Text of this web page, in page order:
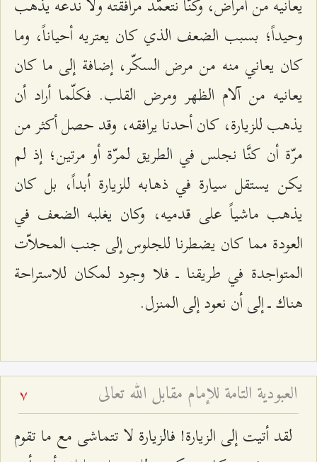
وحيداً؛ بسبب الضعف الذي كان يعتريه أحياناً، وما
كان يعاني منه من مرض السكّر، إضافة إلى ما كان
يعانيه من آلام الظهر ومرض القلب. فكلّما أراد أن
يذهب للزيارة، كان أحدنا يرافقه، وقد حصل أكثر من
مرّة أن كنَّا نجلس في الطريق لمرّة أو مرتين؛ إذ لم
يكن يستقل سيارة في ذهابه للزيارة أبداً، بل كان
يذهب ماشياً على قدميه، وكان يغلبه الضعف في
العودة مما كان يضطرنا للجلوس إلى جنب المحلاّت
المتواجدة في طريقنا ــ فلا وجود لمكان للاستراحة
هناك ــ إلى أن نعود إلى المنزل.
العبودية التامة للإمام مقابل الله تعالى 7
لقد أتيت إلى الزيارة! فالزيارة لا تتماشى مع ما تقوم